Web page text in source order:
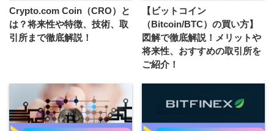
Crypto.com Coin（CRO）と
は？将来性や特徴、技術、取
引所まで徹底解説！
【ビットコイン
（Bitcoin/BTC）の買い方】
図解で徹底解説！メリットや
将来性、おすすめの取引所を
ご紹介！